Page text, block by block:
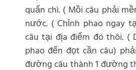
quấn chì. ( Mồi câu phải
nước. ( Chỉnh phao ngay
câu tại địa điểm đó thôi. (
phao đến đọt cần câu)
đường câu thành 1 đường